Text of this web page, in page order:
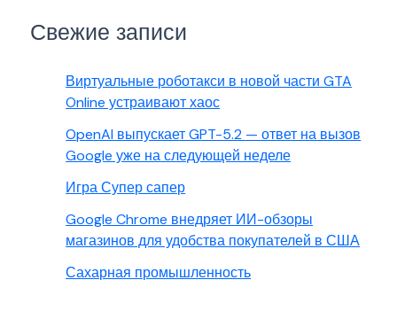
Свежие записи
Виртуальные роботакси в новой части GTA
Online устраивают хаос
OpenAI выпускает GPT-5.2 — ответ на вызов
Google уже на следующей неделе
Игра Супер сапер
Google Chrome внедряет ИИ-обзоры
магазинов для удобства покупателей в США
Сахарная промышленность